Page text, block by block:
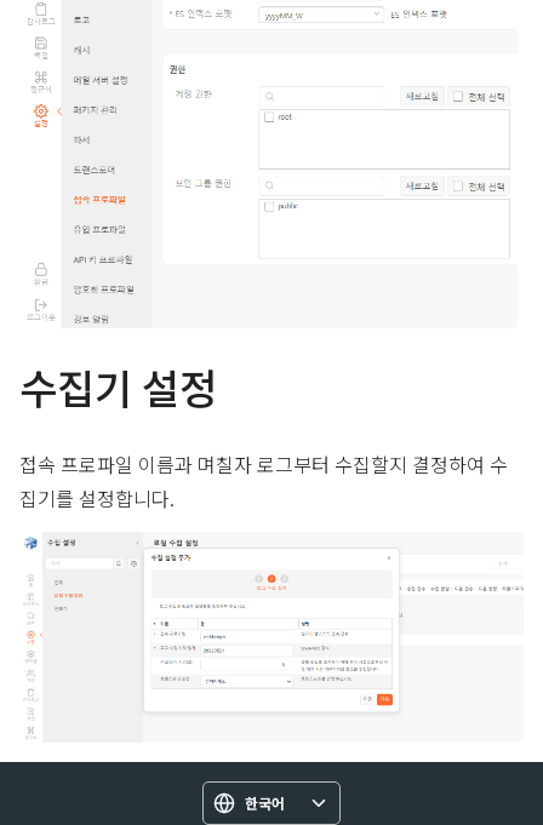
수집기 설정
접속 프로파일 이름과 며칠자 로그부터 수집할지 결정하여 수
집기를 설정합니다.
한국어